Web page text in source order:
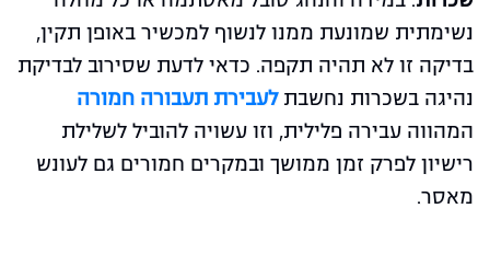
נשימתית שמונעת ממנו לנשוף למכשיר באופן תקין,
בדיקה זו לא תהיה תקפה. כדאי לדעת שסירוב לבדיקת
נהיגה בשכרות נחשבתלעבירת תעבורה חמורה
המהווה עבירה פלילית, וזו עשויה להוביל לשלילת
רישיון לפרק זמן ממושך ובמקרים חמורים גם לעונש
מאסר.